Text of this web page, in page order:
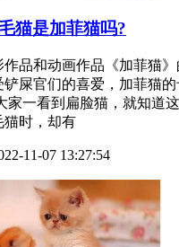
猫是加菲猫吗?
作品和动画作品《加菲猫
铲屎官们的喜爱，加菲猫
家一看到扁脸猫，就知道
猫时，却有
11-07 13:27:54